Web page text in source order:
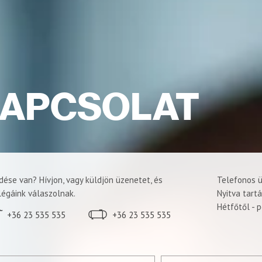
van? Hívjon, vagy küldjön üzenetet, és
válaszolnak.
+36 23 535 535
+36 23 535 535
Telefonos
Nyitva
Hétfőtől -